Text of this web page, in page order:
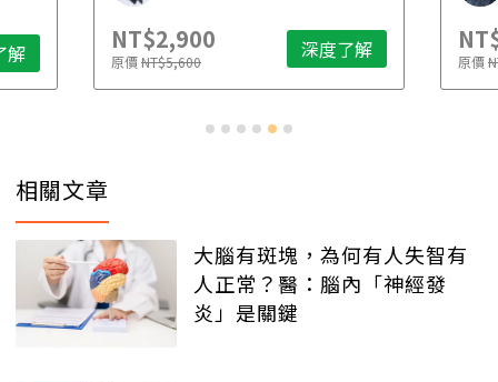
解 NT$2,900
原價NT$5,600 深度了解 原價
相關文章
大腦有斑塊，為何有人失智有
人正常？醫：腦內「神經發
炎」是關鍵